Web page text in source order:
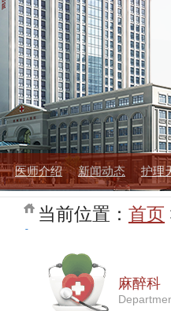
医师介绍 新闻动态 护理
当前位置： 首页
麻醉科